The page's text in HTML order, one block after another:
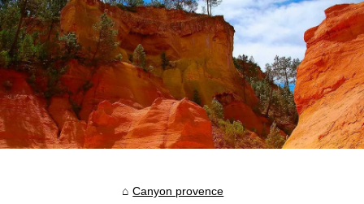
Canyon provence